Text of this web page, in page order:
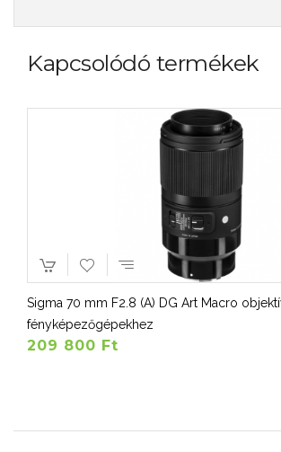
Kapcsolódó termékek
Sigma 70 mm F2.8 (A) DG Art Macro
fényképezőgépekhez
209 800 Ft